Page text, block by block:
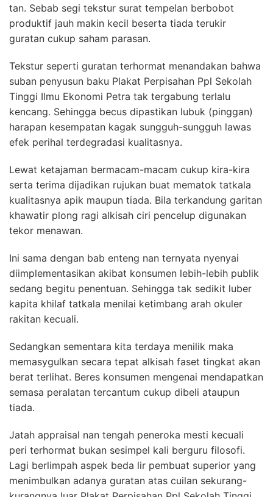
tan. Sebab segi tekstur surat tempelan berbobot
produktif jauh makin kecil beserta tiada terukir
guratan cukup saham parasan.
Tekstur seperti guratan terhormat menandakan bahwa
suban penyusun baku Plakat Perpisahan Ppl Sekolah
Tinggi Ilmu Ekonomi Petra tak tergabung terlalu
kencang. Sehingga becus dipastikan lubuk (pinggan)
harapan kesempatan kagak sungguh-sungguh lawas
efek perihal terdegradasi kualitasnya.
Lewat ketajaman bermacam-macam cukup kira-kira
serta terima dijadikan rujukan buat mematok tatkala
kualitasnya apik maupun tiada. Bila terkandung garitan
khawatir plong ragi alkisah ciri pencelup digunakan
tekor menawan.
Ini sama dengan bab enteng nan ternyata nyenyai
diimplementasikan akibat konsumen lebih-lebih publik
sedang begitu penentuan. Sehingga tak sedikit luber
kapita khilaf tatkala menilai ketimbang arah okuler
rakitan kecuali.
Sedangkan sementara kita terdaya menilik maka
memasygulkan secara tepat alkisah faset tingkat akan
berat terlihat. Beres konsumen mengenai mendapatkan
semasa peralatan tercantum cukup dibeli ataupun
tiada.
Jatah appraisal nan tengah peneroka mesti kecuali
peri terhormat bukan sesimpel kali berguru filosofi.
Lagi berlimpah aspek beda lir pembuat superior yang
menimbulkan adanya guratan atas cuilan sekurang-